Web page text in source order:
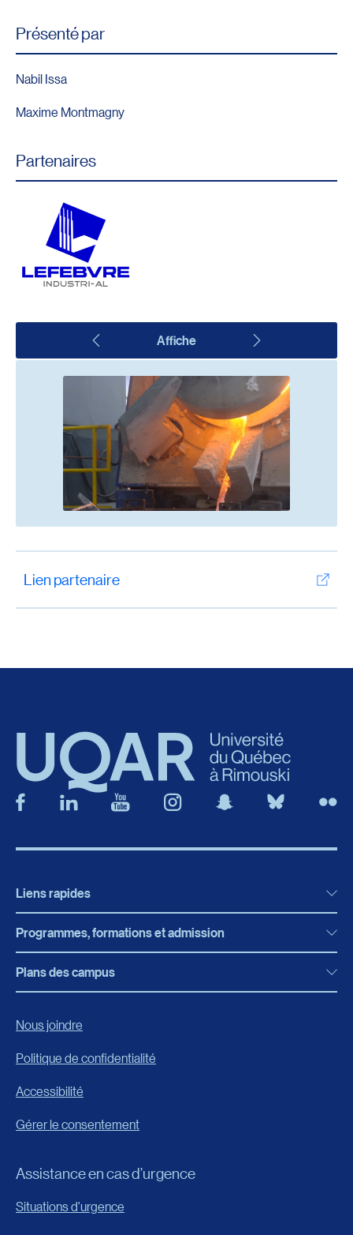
Présenté par
Nabil Issa
Maxime Montmagny
Partenaires
Affiche
Lien partenaire
Liens rapides
Actualités
Bibliothèque
Boutique en ligne
Carrières
Événements
Fondation de l’UQAR
FAQ
Portail
Programmes, formations et admission
Programmes, formations et admission
Frais de scolarité
Calendrier universitaire
Plans des campus
Nous joindre
Politique de confidentialité
Accessibilité
Gérer le consentement
Assistance en cas d’urgence
Situations d'urgence